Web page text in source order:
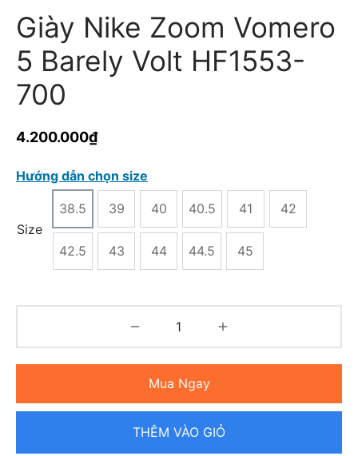
Giày Nike Zoom Vomero
5 Barely Volt HF1553-
700
4.200.000₫
Hướng dẫn chọn size
Size
38.5 39 40 40.5 41 42
42.5 43 44 44.5 45
Mua Ngay
THÊM VÀO GIỎ